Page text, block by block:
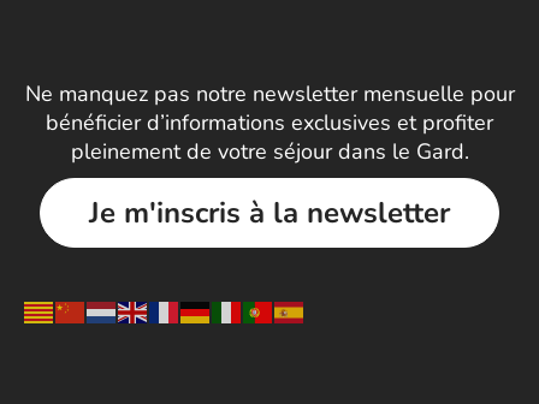
Ne manquez pas notre newsletter mensuelle pour
bénéficier d’informations exclusives et profiter
pleinement de votre séjour dans le Gard.
Je m'inscris à la newsletter